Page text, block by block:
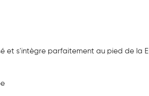
et s'intègre parfaitement au pied de la